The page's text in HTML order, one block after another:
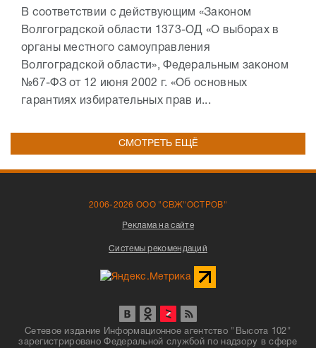
В соответствии с действующим «Законом
Волгоградской области 1373-ОД «О выборах в
органы местного самоуправления
Волгоградской области», Федеральным законом
№67-ФЗ от 12 июня 2002 г. «Об основных
гарантиях избирательных прав и...
СМОТРЕТЬ ЕЩЁ
2006-2026 ООО "СВЖ"ОСТРОВ"
Реклама на сайте
Системы рекомендаций
Сетевое издание Информационное агентство "Высота 102"
зарегистрировано Федеральной службой по надзору в сфере